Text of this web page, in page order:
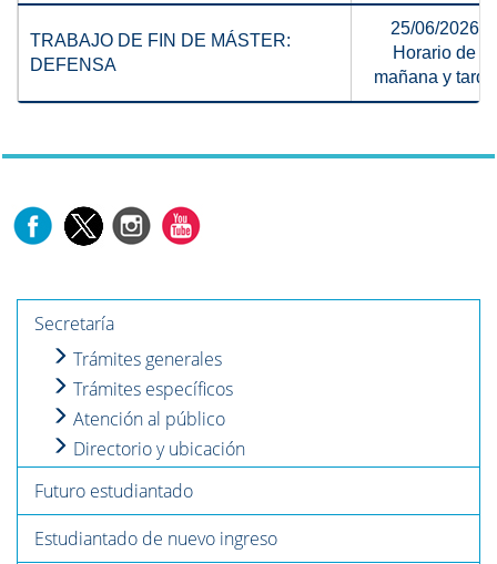
TRABAJO DE FIN DE MÁSTER:
DEFENSA
25/06/2026
Horario de
mañana y tarde
Secretaría
Trámites generales
Trámites específicos
Atención al público
Directorio y ubicación
Futuro estudiantado
Estudiantado de nuevo ingreso